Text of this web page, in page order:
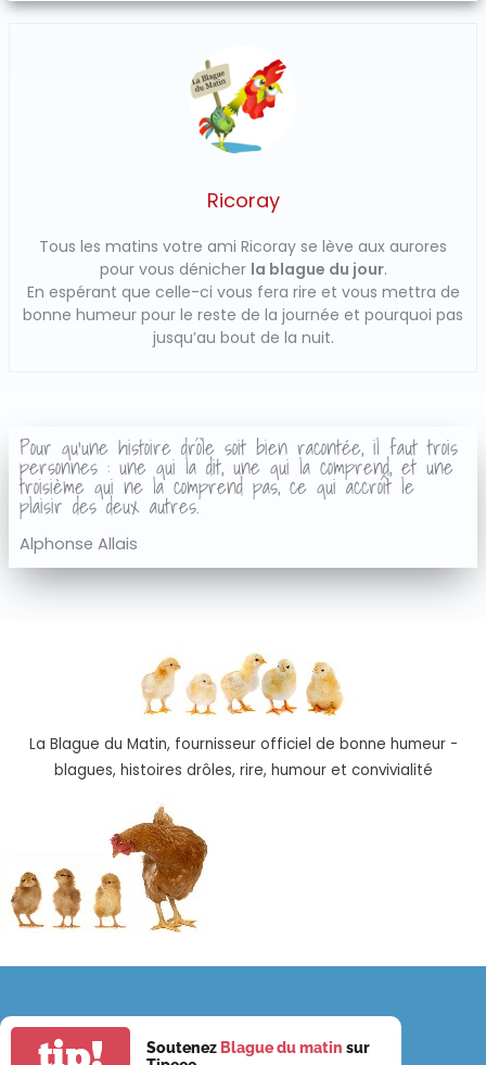
Ricoray
Tous les matins votre ami Ricoray se lève aux aurores
pour vous dénicher la blague du jour.
En espérant que celle-ci vous fera rire et vous mettra de
bonne humeur pour le reste de la journée et pourquoi pas
jusqu’au bout de la nuit.
Pour qu'une histoire drôle soit bien racontée, il faut trois
personnes : une qui la dit, une qui la comprend, et une
troisième qui ne la comprend pas, ce qui accroît le
plaisir des deux autres.
Alphonse Allais
La Blague du Matin, fournisseur officiel de bonne humeur -
blagues, histoires drôles, rire, humour et convivialité
Soutenez Blague du matin sur